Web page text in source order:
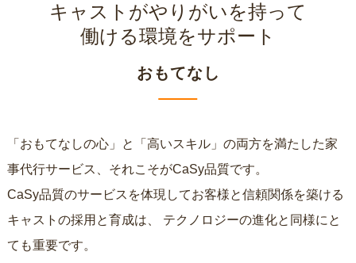
キャストがやりがいを持って
働ける環境をサポート
おもてなし
「おもてなしの心」と「高いスキル」の両方を満たした家
事代行サービス、それこそがCaSy品質です。
CaSy品質のサービスを体現してお客様と信頼関係を築ける
キャストの採用と育成は、
ても重要です。